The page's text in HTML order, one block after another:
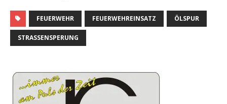
FEUERWEHR FEUERWEHREINSATZ ÖLSPUR
STRASSENSPERUNG